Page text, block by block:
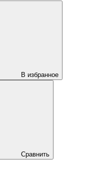
В избранное
Сравнить